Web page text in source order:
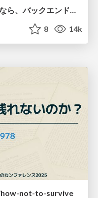
フロントエンドがTypeScriptなら、バックエンドはPHPでもいいじゃない/php-is-not-bad
8 14k
/how-not-to-survive